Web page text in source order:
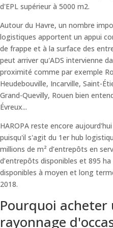
d'EPL supérieur à 5000 m2.
Autour du Havre, un nombre
logistiques apportent un appui
de frappe et à la surface des
peut arriver qu'ADS intervienne
proximité comme par exemple
Heudebouville, Incarville, Saint-
Grand-Quevilly, Rouen bien
Évreux...
HAROPA reste encore
puisqu'il s'agit du 1er hub
millions de m² d’entrepôts en
d’entrepôts disponibles et 895
disponibles à moyen et long
2018.
Pourquoi acheter
rayonnage